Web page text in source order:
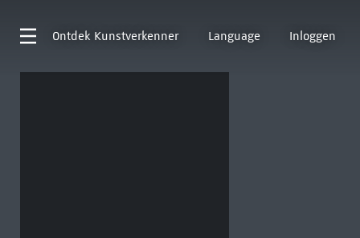
Ontdek Kunstverkenner Language Inloggen